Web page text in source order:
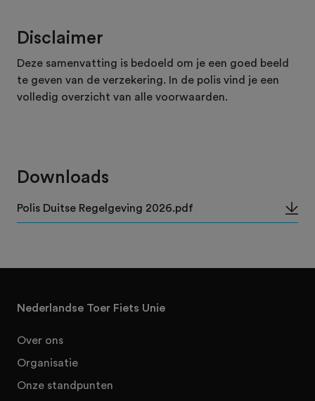
Disclaimer
Deze samenvatting is bedoeld om je een goed beeld
te geven van de verzekering. In de polis vind je een
volledig overzicht van alle voorwaarden.
Downloads
Polis Duitse Regelgeving 2026.pdf
Nederlandse Toer Fiets Unie
Over ons
Organisatie
Onze standpunten